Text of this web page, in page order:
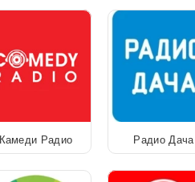
Камеди Радио Радио Дача